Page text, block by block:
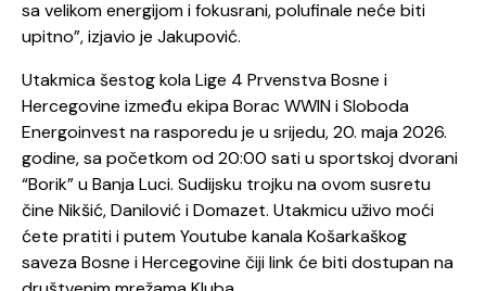
sa velikom energijom i fokusrani, polufinale neće biti
upitno”, izjavio je Jakupović.
Utakmica šestog kola Lige 4 Prvenstva Bosne i
Hercegovine između ekipa Borac WWIN i Sloboda
Energoinvest na rasporedu je u srijedu, 20. maja 2026.
godine, sa početkom od 20:00 sati u sportskoj dvorani
“Borik” u Banja Luci. Sudijsku trojku na ovom susretu
čine Nikšić, Danilović i Domazet. Utakmicu uživo moći
ćete pratiti i putem Youtube kanala Košarkaškog
saveza Bosne i Hercegovine čiji link će biti dostupan na